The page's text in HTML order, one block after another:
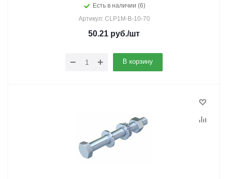
Есть в наличии (6)
Артикул: CLP1M-B-10-70
50.21 руб./шт
В корзину